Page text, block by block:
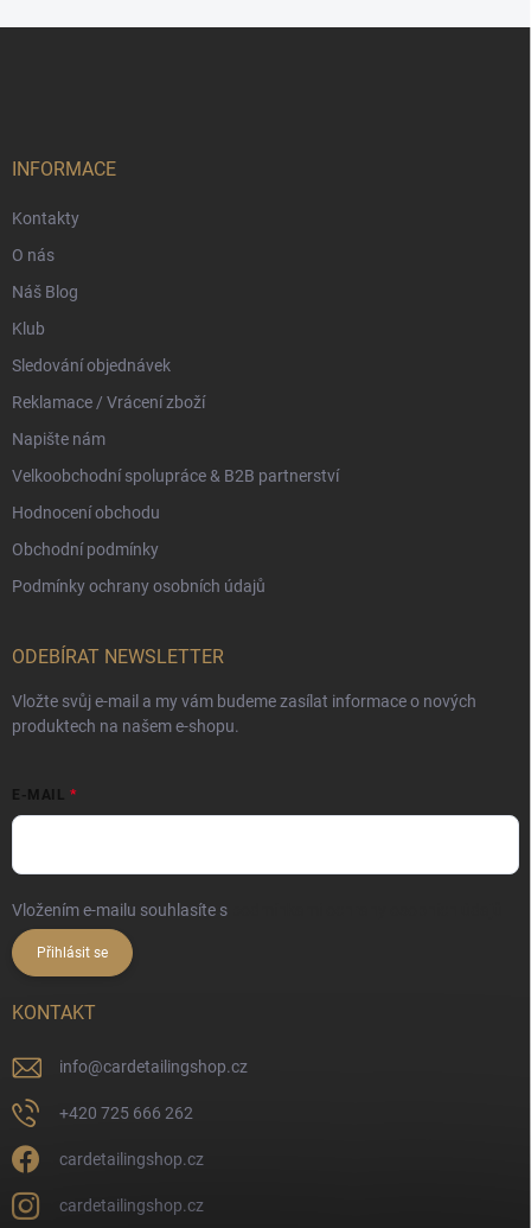
INFORMACE
Kontakty
O nás
Náš Blog
Klub
Sledování objednávek
Reklamace / Vrácení zboží
Napište nám
Velkoobchodní spolupráce & B2B partnerství
Hodnocení obchodu
Obchodní podmínky
Podmínky ochrany osobních údajů
ODEBÍRAT NEWSLETTER
Vložte svůj e-mail a my vám budeme zasílat informace o nových
produktech na našem e-shopu.
E-MAIL
Vložením e-mailu souhlasíte s
Přihlásit se
KONTAKT
info@cardetailingshop.cz
+420 725 666 262
cardetailingshop.cz
cardetailingshop.cz